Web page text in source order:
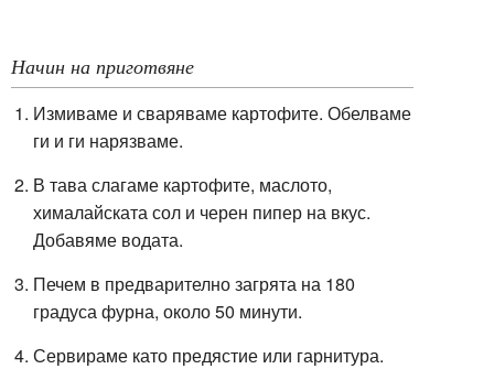
Начин на приготвяне
Измиваме и сваряваме картофите. Обелваме
ги и ги нарязваме.
В тава слагаме картофите, маслото,
хималайската сол и черен пипер на вкус.
Добавяме водата.
Печем в предварително загрята на 180
градуса фурна, около 50 минути.
Сервираме като предястие или гарнитура.